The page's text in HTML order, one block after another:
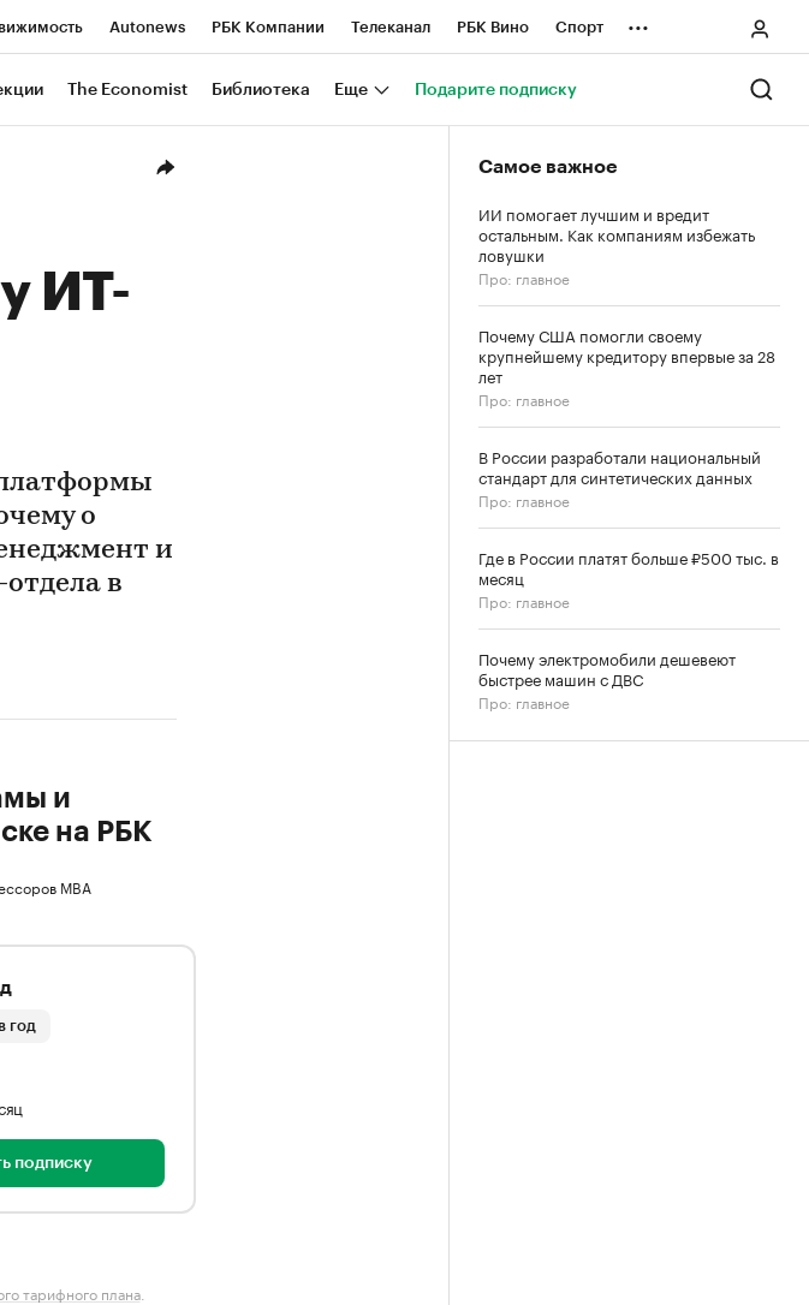
Autonews РБК Компании Телеканал РБК Вино Спорт
Визионеры Национальные проекты Город
...
The Economist Библиотека Еще Подарите подписку
ИТ-
о
и
в
и
на РБК
MBA
год
подписку
тарифного плана.
Самое важное
ИИ помогает лучшим и вредит
остальным. Как компаниям избежать
ловушки
Про: главное
Почему США помогли своему
крупнейшему кредитору впервые за 28
лет
Про: главное
В России разработали национальный
стандарт для синтетических данных
Про: главное
Где в России платят больше ₽500 тыс. в
месяц
Про: главное
Почему электромобили дешевеют
быстрее машин с ДВС
Про: главное